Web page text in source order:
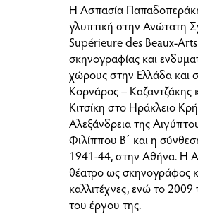
Η Ασπασία
γλυπτική στην Ανώτατη
Supérieure des Beaux-
σκηνογραφίας και
χώρους στην Ελλάδα και
Κορνάρος – Καζαντζάκης
Κιτσίκη στο Ηράκλειο
Αλεξάνδρεια της
Φιλίππου Β΄ και η
1941-44, στην Αθήνα. Η
θέατρο ως σκηνογράφος
καλλιτέχνες, ενώ το
του έργου της.